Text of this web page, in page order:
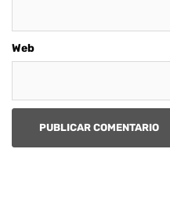
Web